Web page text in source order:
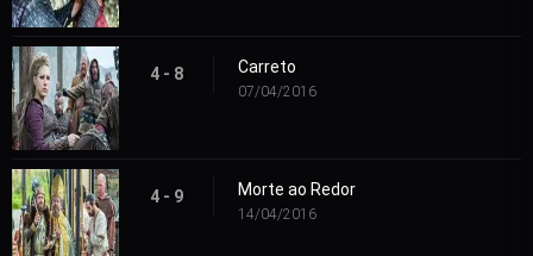
4 - 8 Carreto
07/04/2016
4 - 9 Morte ao Redor
14/04/2016